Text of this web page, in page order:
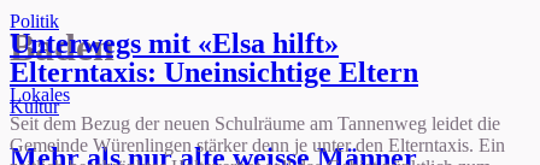
Baden
Kultur
Mehr als nur alte weisse Männer
Politik
Elterntaxis: Uneinsichtige Eltern
Seit dem Bezug der neuen Schulräume am Tannenweg leidet die
Gemeinde Würenlingen stärker denn je unter den Elterntaxis. Ein
Unterwegs mit «Elsa hilft»
Lokales